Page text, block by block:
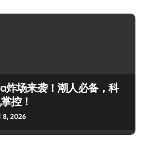
炸场来袭！潮人必备，科
控！
8, 2026